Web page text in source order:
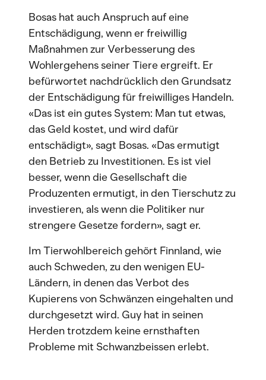
Bosas hat auch Anspruch auf eine
Entschädigung, wenn er freiwillig
Maßnahmen zur Verbesserung des
Wohlergehens seiner Tiere ergreift. Er
befürwortet nachdrücklich den Grundsatz
der Entschädigung für freiwilliges Handeln.
«Das ist ein gutes System: Man tut etwas,
das Geld kostet, und wird dafür
entschädigt», sagt Bosas. «Das ermutigt
den Betrieb zu Investitionen. Es ist viel
besser, wenn die Gesellschaft die
Produzenten ermutigt, in den Tierschutz zu
investieren, als wenn die Politiker nur
strengere Gesetze fordern», sagt er.
Im Tierwohlbereich gehört Finnland, wie
auch Schweden, zu den wenigen EU-
Ländern, in denen das Verbot des
Kupierens von Schwänzen eingehalten und
durchgesetzt wird. Guy hat in seinen
Herden trotzdem keine ernsthaften
Probleme mit Schwanzbeissen erlebt.